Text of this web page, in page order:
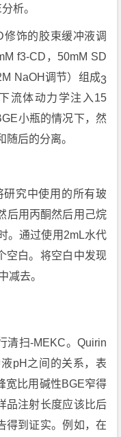
析。
饰的胶束缓冲液调
f3-CD，50mM SD
NaOH调节）组成3
流体动力学注入15
小瓶的情况下，然
后的分离。
究中使用的所有玻
后用丙酮然后用己烷
。通过使用2mL水代
空白。将空白中发现
减去。
清扫-MEKC。Quirin
pH之间的关系，表
宽比用碱性BGE窄得
品注射长度应该比后
得到证实。例如，在